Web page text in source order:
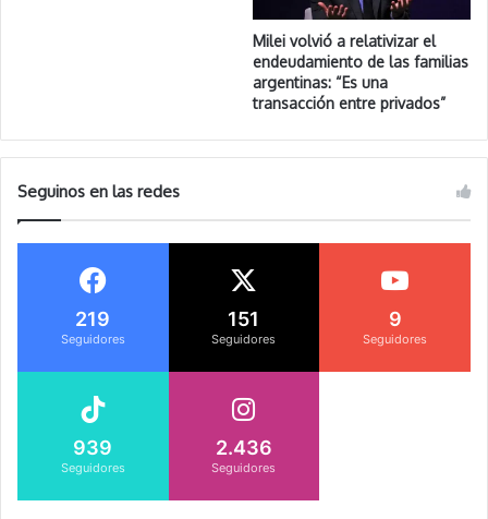
Milei volvió a relativizar el
endeudamiento de las familias
argentinas: “Es una
transacción entre privados”
Seguinos en las redes
219
Seguidores
151
Seguidores
9
Seguidores
939
Seguidores
2.436
Seguidores